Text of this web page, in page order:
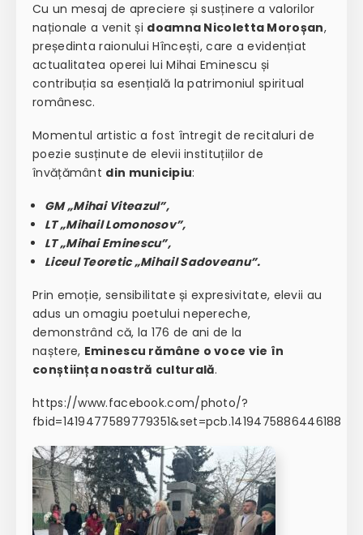
Cu un mesaj de apreciere și susținere a valorilor
naționale a venit și doamna Nicoletta Moroșan,
președinta raionului Hîncești, care a evidențiat
actualitatea operei lui Mihai Eminescu și
contribuția sa esențială la patrimoniul spiritual
românesc.
Momentul artistic a fost întregit de recitaluri de
poezie susținute de elevii instituțiilor de
învățământ din municipiu:
GM „Mihai Viteazul”,
LT „Mihail Lomonosov”,
LT „Mihai Eminescu”,
Liceul Teoretic „Mihail Sadoveanu”.
Prin emoție, sensibilitate și expresivitate, elevii au
adus un omagiu poetului nepereche,
demonstrând că, la 176 de ani de la
naștere, Eminescu rămâne o voce vie în
conștiința noastră culturală.
https://www.facebook.com/photo/?
fbid=1419477589779351&set=pcb.1419475886446188